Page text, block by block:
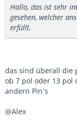
Hallo, das ist sehr
gesehen, welcher
erfüllt.
das sind überall die
ob 7 pol oder 13 pol
andern Pin´s
@Alex